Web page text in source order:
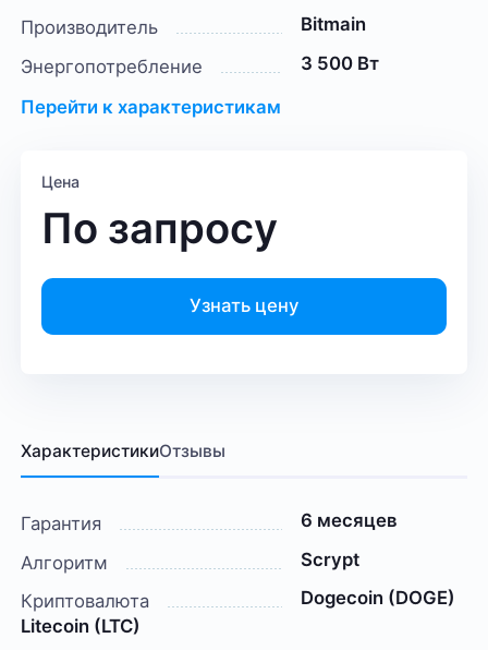
Производитель
Bitmain
Энергопотребление
3 500 Вт
Перейти к характеристикам
Цена
По запросу
Узнать цену
ХарактеристикиОтзывы
Гарантия
6 месяцев
Алгоритм
Scrypt
Криптовалюта
Dogecoin (DOGE)
Litecoin (LTC)